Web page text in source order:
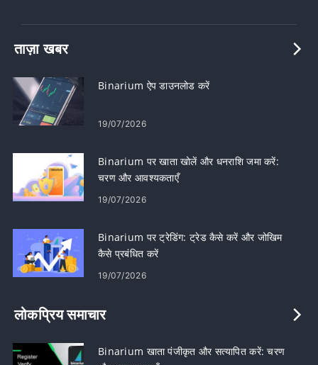
ताज़ा खबर
Binarium ऐप डाउनलोड करें
19/07/2026
Binarium पर खाता खोलें और धनराशि जमा करें:
चरण और आवश्यकताएँ
19/07/2026
Binarium पर ट्रेडिंग: ट्रेड कैसे करें और जोखिम
कैसे प्रबंधित करें
19/07/2026
लोकप्रिय समाचार
Binarium खाता पंजीकृत और सत्यापित करें: चरण